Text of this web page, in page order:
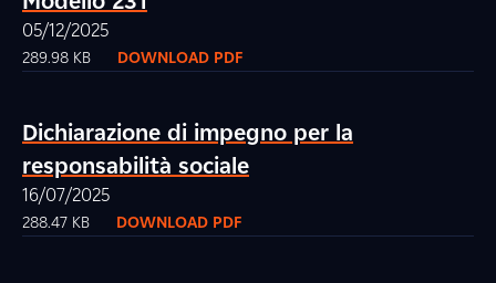
05/12/2025
289.98 KB DOWNLOAD PDF
Dichiarazione di impegno per la
responsabilità sociale
16/07/2025
288.47 KB DOWNLOAD PDF